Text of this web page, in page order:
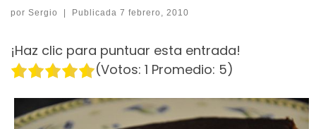
por Sergio Publicada 7 febrero, 2010
¡Haz clic para puntuar esta entrada!
(Votos: 1 Promedio: 5)